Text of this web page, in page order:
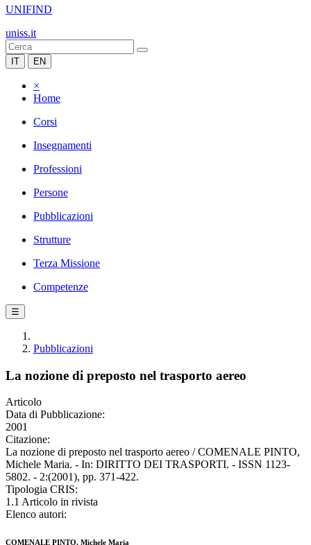
UNIFIND
uniss.it
IT EN
×
Home
Corsi
Insegnamenti
Professioni
Persone
Pubblicazioni
Strutture
Terza Missione
Competenze
☰
Pubblicazioni
La nozione di preposto nel trasporto aereo
Articolo
Data di Pubblicazione:
2001
Citazione:
La nozione di preposto nel trasporto aereo / COMENALE PINTO,
Michele Maria. - In: DIRITTO DEI TRASPORTI. - ISSN 1123-
5802. - 2:(2001), pp. 371-422.
Tipologia CRIS:
1.1 Articolo in rivista
Elenco autori:
COMENALE PINTO, Michele Maria